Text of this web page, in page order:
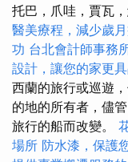
托巴，爪哇，賈瓦
醫美療程，減少歲
功 台北會計師事務
設計，讓您的家更
西蘭的旅行或巡遊
的地的所有者，儘
旅行的船而改變。
場所 防水漆，保護